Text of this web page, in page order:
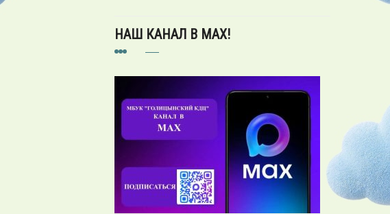
НАШ КАНАЛ В MAX!